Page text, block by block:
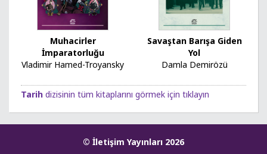
Muhacirler
İmparatorluğu
Vladimir Hamed-Troyansky
Savaştan Barışa Giden
Yol
Damla Demirözü
Tarih dizisinin tüm kitaplarını görmek için tıklayın
© İletişim Yayınları 2026